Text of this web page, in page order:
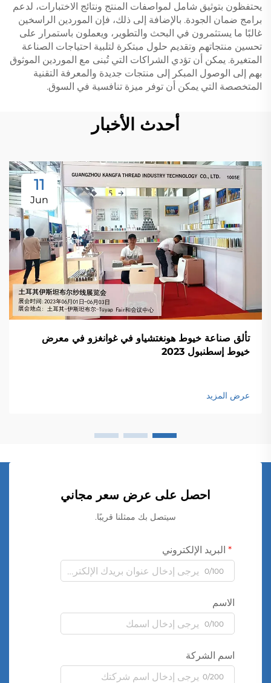
يحتفظون بتوثيق شامل لمواصفات المنتج ونتائج الاختبارات، لدعم
برامج ضمان الجودة. بالإضافة إلى ذلك، فإن الموردين الراسخين
غالبًا ما يستثمرون في البحث والتطوير، ويعملون باستمرار على
تحسين منتجاتهم وتقديم حلول مبتكرة لتلبية احتياجات الصناعة
المتغيرة. يمكن أن تؤدي الشراكات التي تُبنى مع الموردين الموثوق
بهم إلى الوصول المبكر إلى منتجات جديدة والمعرفة التقنية
المتخصصة التي يمكن أن توفر ميزة تنافسية في السوق.
أحدث الأخبار
11
Jun
تألق صناعة خيوط هونغتشياو في غوانغزو في معرض
خيوط إسطنبول 2023
عرض المزيد
احصل على عرض سعر مجاني
سيتصل بك ممثلنا قريبًا.
البريد الإلكتروني
0/100
الاسم
0/100
اسم الشركة
0/200